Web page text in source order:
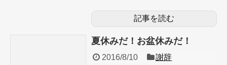
記事を読む
夏休みだ！お盆休みだ！
2016/8/10
謝辞